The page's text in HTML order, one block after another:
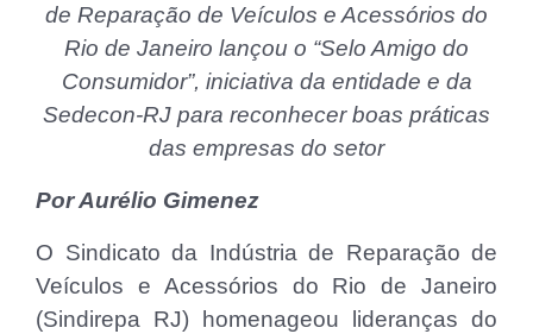
de Reparação de Veículos e Acessórios do
Rio de Janeiro lançou o “Selo Amigo do
Consumidor”, iniciativa da entidade e da
Sedecon-RJ para reconhecer boas práticas
das empresas do setor
Por Aurélio Gimenez
O Sindicato da Indústria de Reparação de
Veículos e Acessórios do Rio de Janeiro
(Sindirepa RJ) homenageou lideranças do